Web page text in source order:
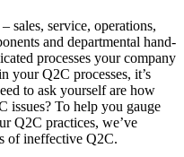
sales, service, operations,
and departmental hand-
processes your company
your Q2C processes, it’s
to ask yourself are how
issues? To help you gauge
Q2C practices, we’ve
of ineffective Q2C.